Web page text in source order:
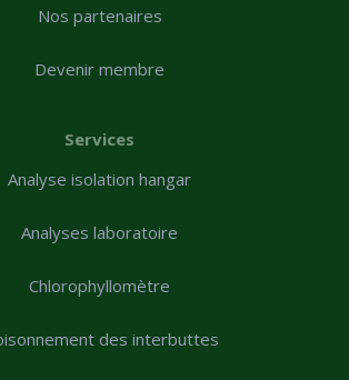
Nos partenaires
Devenir membre
Services
Analyse isolation hangar
Analyses laboratoire
Chlorophyllomètre
des interbuttes